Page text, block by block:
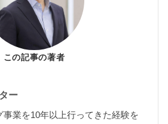
この記事の著者
ー
事業を10年以上行ってきた経験を